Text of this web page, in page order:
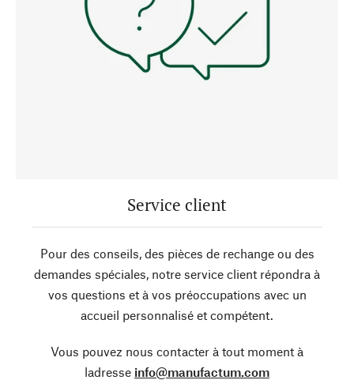
Service client
Pour des conseils, des pièces de rechange ou des
demandes spéciales, notre service client répondra à
vos questions et à vos préoccupations avec un
accueil personnalisé et compétent.
Vous pouvez nous contacter à tout moment à
ladresse info@manufactum.com